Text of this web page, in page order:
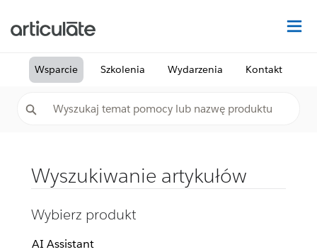
Wsparcie Szkolenia Wydarzenia Kontakt
Wyszukiwanie artykułów
Wybierz produkt
AI Assistant